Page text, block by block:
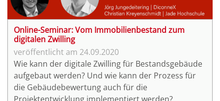
Online-Seminar: Vom Immobilienbestand zum
digitalen Zwilling
24.09.2020
Wie kann der digitale Zwilling für Bestandsgebäude
aufgebaut werden? Und wie kann der Prozess für
die Gebäudebewertung auch für die
Projektentwicklung implementiert werden?